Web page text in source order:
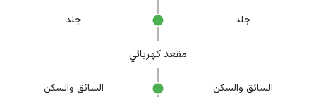
جلد جلد
مقعد كهربائي
السائق والسکن السائق والسکن